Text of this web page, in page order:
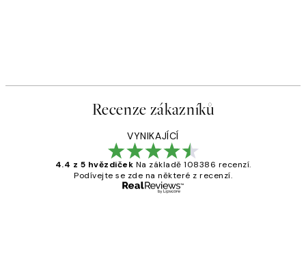
Recenze zákazníků
VYNIKAJÍCÍ
4.4 z 5 hvězdiček Na základě 108386 recenzí.
Podívejte se zde na některé z recenzí.